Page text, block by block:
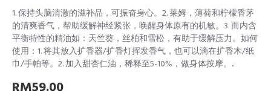
1. 保持头脑清澈的滋补品，可振奋身心。2. 莱姆，薄荷和柠檬香茅
的清爽香气，帮助缓解神经紧张，唤醒身体原有的机敏。3. 而内含
平衡特性的精油如：天竺葵，丝柏和雪松，有助于缓解压力。如何
使用：1. 将其放入扩香器/扩香灯挥发香气，也可以滴在扩香木/纸
巾/手帕等。2. 加入甜杏仁油，稀释至5-10%，做身体按摩。..
RM59.00